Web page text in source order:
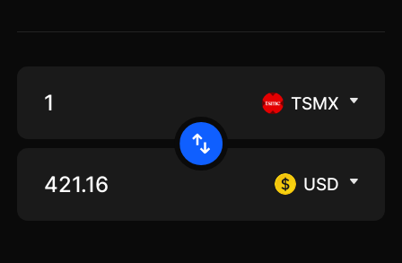
TSMX
USD